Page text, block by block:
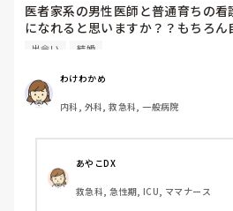
医者家系の男性医師と普通育ちの
になれると思いますか？？もちろ
はありますが、社会人からの出会い
出会い 結婚
わけわかめ
内科, 外科, 救急科, 一般病院
あやこDX
救急科, 急性期, ICU, ママナース